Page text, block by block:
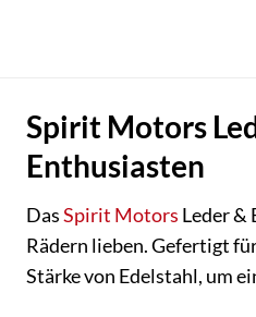
Spirit Motors
Enthusiasten
DasSpirit Motors Leder &
Rädern lieben. Gefertigt
Stärke von Edelstahl, um